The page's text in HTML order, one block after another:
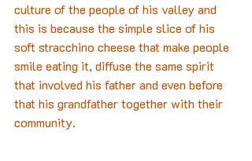
culture of the people of his valley and
this is because the simple slice of his
soft stracchino cheese that make people
smile eating it, diffuse the same spirit
that involved his father and even before
that his grandfather together with their
community.